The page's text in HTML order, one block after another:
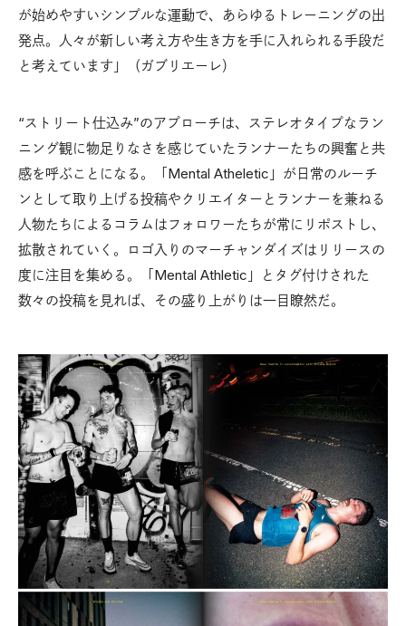
が始めやすいシンプルな運動で、あらゆるトレーニングの出
発点。人々が新しい考え方や生き方を手に入れられる手段だ
と考えています」（ガブリエーレ）
“ストリート仕込み”のアプローチは、ステレオタイプなラン
ニング観に物足りなさを感じていたランナーたちの興奮と共
感を呼ぶことになる。「Mental Atheletic」が日常のルーチ
ンとして取り上げる投稿やクリエイターとランナーを兼ねる
人物たちによるコラムはフォロワーたちが常にリポストし、
拡散されていく。ロゴ入りのマーチャンダイズはリリースの
度に注目を集める。「Mental Athletic」とタグ付けされた
数々の投稿を見れば、その盛り上がりは一目瞭然だ。